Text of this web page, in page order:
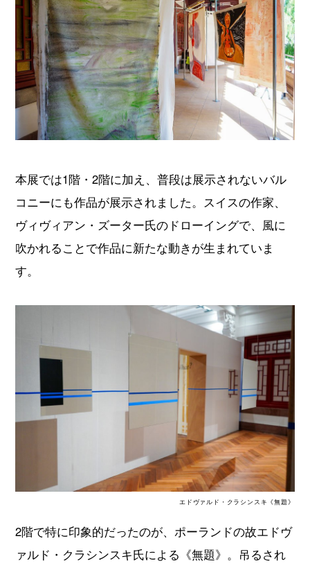
本展では1階・2階に加え、普段は展示されないバル
コニーにも作品が展示されました。スイスの作家、
ヴィヴィアン・ズーター氏のドローイングで、風に
吹かれることで作品に新たな動きが生まれていま
す。
エドヴァルド・クラシンスキ《無題》
2階で特に印象的だったのが、ポーランドの故エドヴ
ァルド・クラシンスキ氏による《無題》。吊るされ